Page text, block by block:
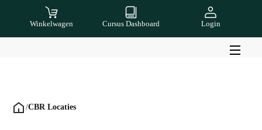
Winkelwagen Cursus Dashboard Login
/CBR Locaties